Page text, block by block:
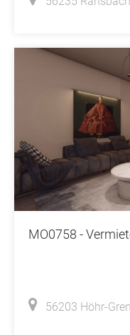
MO0758 -
56203 Höhr-